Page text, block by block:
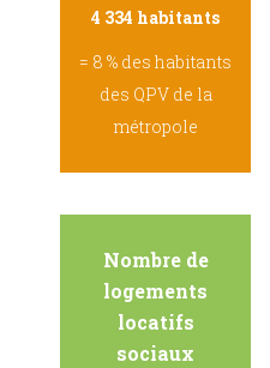
4 334 habitants
= 8 % des habitants
des QPV de la
métropole
Nombre de
logements
locatifs
sociaux